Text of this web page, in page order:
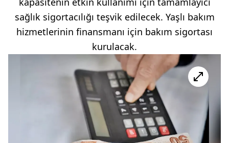
sağlık sigortacılığı teşvik edilecek. Yaşlı bakım
hizmetlerinin finansmanı için bakım sigortası
kurulacak.